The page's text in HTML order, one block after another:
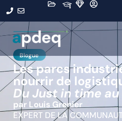
Blogue
Les parcs
nourrir de
Du Just in time
par Louis Grenier
EXPERT DE LA